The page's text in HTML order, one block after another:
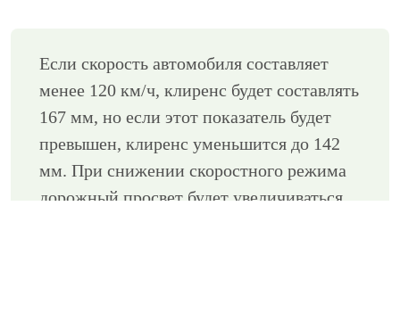
Если скорость автомобиля составляет
менее 120 км/ч, клиренс будет составлять
167 мм, но если этот показатель будет
превышен, клиренс уменьшится до 142
мм. При снижении скоростного режима
дорожный просвет будет увеличиваться,